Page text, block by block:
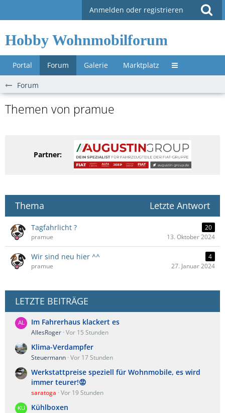
Anmelden oder registrieren
Hobby Wohnmobilforum
Portal Forum Galerie Marktplatz Untermenü »
Forum
Themen von pramue
Partner:
Thema Letzte Antwort
Tagfahrlicht ?
20
pramue
13. Oktober 2024
Wir sind neu hier ^^
4
pramue
27. Januar 2024
LETZTE BEITRÄGE
Im Fahrerhaus klackert es
AllesRoger Vor 15 Stunden
Klima-Verdampfer
Steuermann Vor 17 Stunden
Werkstattpreise speziell für Wohnmobile, es wird
immer teurer!😡
saratoga Vor 19 Stunden
Kühlboxen